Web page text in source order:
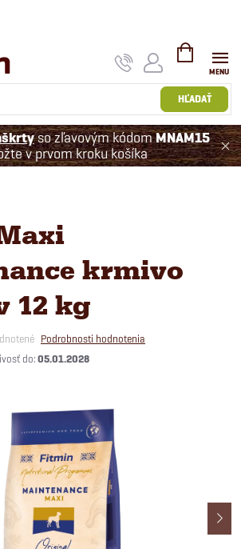
HĽADAŤ
NÁKUPNÝ
KOŠÍK
so zľavovým kódomMNAM15
v prvom kroku košíka
krmivo
12 kg
Podrobnosti hodnotenia
05.01.2028